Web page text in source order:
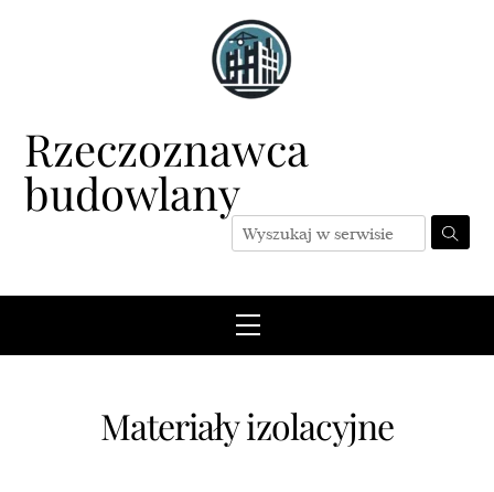
Rzeczoznawca
budowlany
Menu
Materiały izolacyjne